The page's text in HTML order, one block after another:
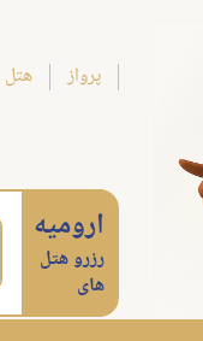
پرواز هتل
ارومیه
رزرو هتل
های